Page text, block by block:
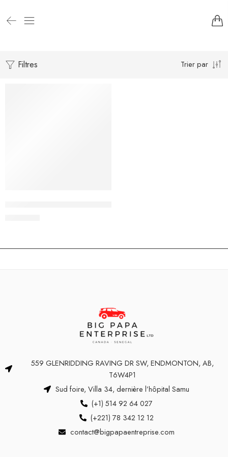
Filtres Trier par
559 GLENRIDDING RAVING DR SW, ENDMONTON, AB,
T6W4P1
Sud foire, Villa 34, dernière l’hôpital Samu
(+1) 514 92 64 027
(+221) 78 342 12 12
contact@bigpapaentreprise.com